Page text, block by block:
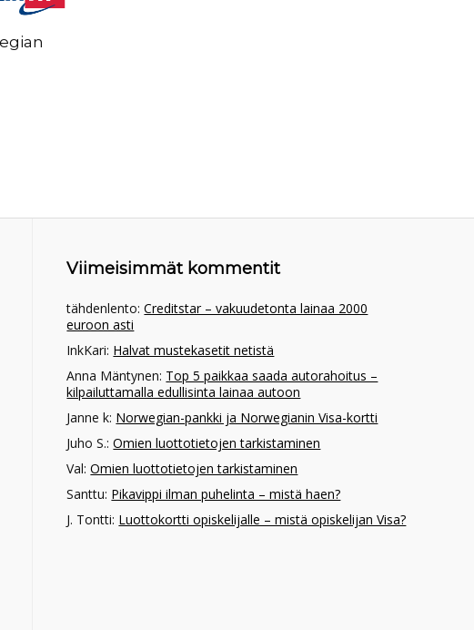
Viimeisimmät kommentit
tähdenlento:Creditstar – vakuudetonta lainaa 2000
euroon asti
InkKari: Halvat mustekasetit netistä
Anna Mäntynen: Top 5 paikkaa saada autorahoitus –
kilpailuttamalla edullisinta lainaa autoon
Janne k: Norwegian-pankki ja Norwegianin Visa-kortti
Juho S.:Omien luottotietojen tarkistaminen
Val:Omien luottotietojen tarkistaminen
Santtu: Pikavippi ilman puhelinta – mistä haen?
J. Tontti: Luottokortti opiskelijalle – mistä opiskelijan Visa?